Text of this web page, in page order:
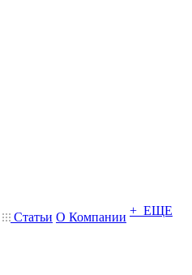
Статьи О Компании + ЕЩЕ